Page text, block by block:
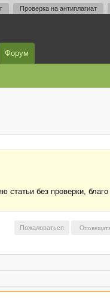
Проверка на антиплагиат
Форум
статьи без проверки,
Пожаловаться